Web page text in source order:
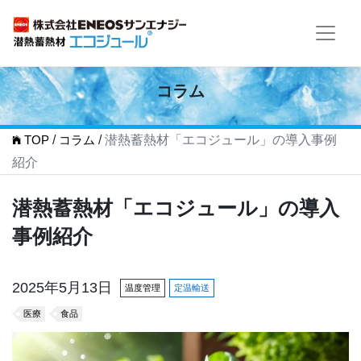
コラム
TOP / コラム /潜熱蓄熱材「エコジュール」の導入事例
紹介
潜熱蓄熱材「エコジュール」の導入
事例紹介
2025年5月13日 温度管理 定温輸送
医療 食品